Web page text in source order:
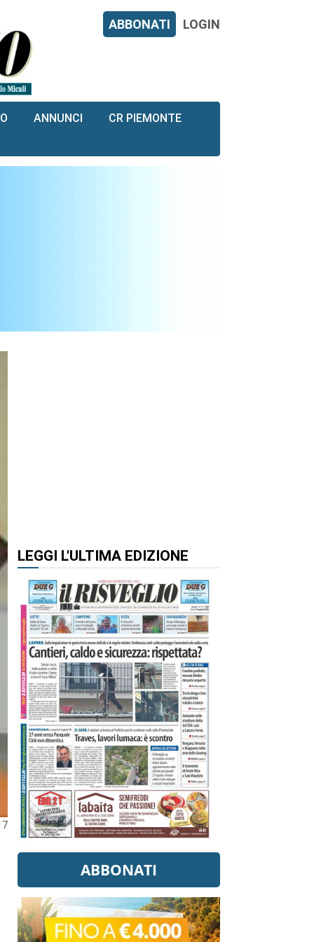
ABBONATI LOGIN
ANNUNCI CR PIEMONTE
LEGGI L'ULTIMA EDIZIONE
ABBONATI